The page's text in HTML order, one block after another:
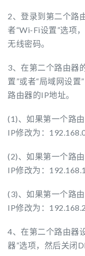
2、登录到第二个路
者“Wi-Fi设置”选项
无线密码。
3、在第二个路由器
置”或者“局域网设
路由器的IP地址。
(1)、如果第一个路
IP修改为：
(2)、如果第一个路
IP修改为：
(3)、如果第一个路
IP修改为：
4、在第二个路由器
器”选项，然后关闭